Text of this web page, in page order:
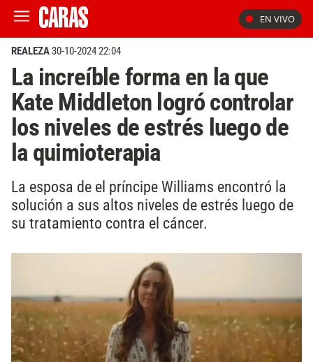
EN VIVO
REALEZA30-10-2024 22:04
La increíble forma en la que
Kate Middleton logró controlar
los niveles de estrés luego de
la quimioterapia
La esposa de el príncipe Williams encontró la
solución a sus altos niveles de estrés luego de
su tratamiento contra el cáncer.